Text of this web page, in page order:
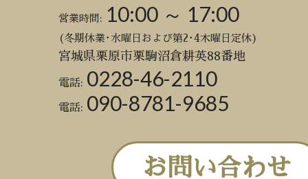
営業時間: 10:00 ～ 17:00
(冬期休業･水曜日および第2･4木曜日定休)
宮城県栗原市栗駒沼倉耕英88番地
電話: 0228-46-2110
電話: 090-8781-9685
お問い合わせ